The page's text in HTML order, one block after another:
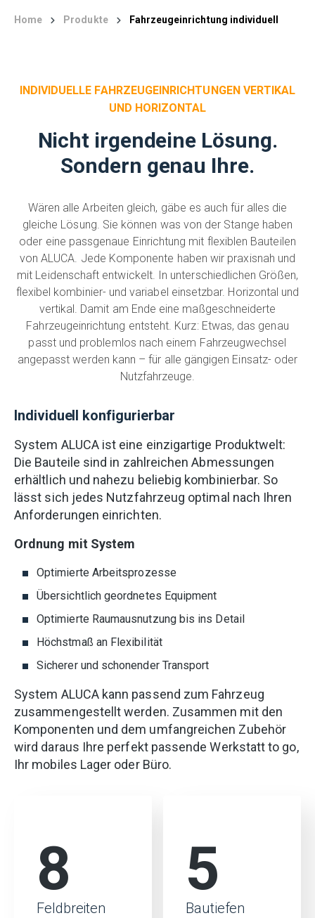
Home Produkte Fahrzeugeinrichtung individuell
INDIVIDUELLE FAHRZEUGEINRICHTUNGEN VERTIKAL
UND HORIZONTAL
Nicht irgendeine Lösung.
Sondern genau Ihre.
Wären alle Arbeiten gleich, gäbe es auch für alles die
gleiche Lösung. Sie können was von der Stange haben
oder eine passgenaue Einrichtung mit flexiblen Bauteilen
von ALUCA. Jede Komponente haben wir praxisnah und
mit Leidenschaft entwickelt. In unterschiedlichen Größen,
flexibel kombinier- und variabel einsetzbar. Horizontal und
vertikal. Damit am Ende eine maßgeschneiderte
Fahrzeugeinrichtung entsteht. Kurz: Etwas, das genau
passt und problemlos nach einem Fahrzeugwechsel
angepasst werden kann – für alle gängigen Einsatz- oder
Nutzfahrzeuge.
Individuell konfigurierbar
System ALUCA ist eine einzigartige Produktwelt:
Die Bauteile sind in zahlreichen Abmessungen
erhältlich und nahezu beliebig kombinierbar. So
lässt sich jedes Nutzfahrzeug optimal nach Ihren
Anforderungen einrichten.
Ordnung mit System
Optimierte Arbeitsprozesse
Übersichtlich geordnetes Equipment
Optimierte Raumausnutzung bis ins Detail
Höchstmaß an Flexibilität
Sicherer und schonender Transport
System ALUCA kann passend zum Fahrzeug
zusammengestellt werden. Zusammen mit den
Komponenten und dem umfangreichen Zubehör
wird daraus Ihre perfekt passende Werkstatt to go,
Ihr mobiles Lager oder Büro.
8
Feldbreiten
5
Bautiefen